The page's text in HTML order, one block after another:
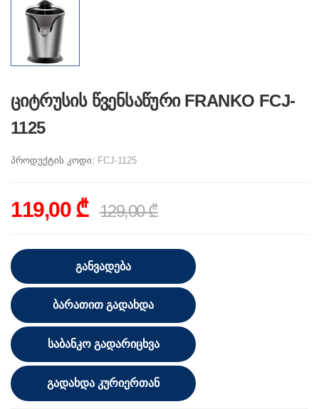
ციტრუსის წვენსაწური FRANKO FCJ-
1125
პროდუქტის კოდი: FCJ-1125
119,00 ₾ 129,00 ₾
ᲒᲐᲜᲕᲐᲓᲔᲑᲐ
ᲑᲐᲠᲐᲗᲘᲗ ᲒᲐᲓᲐᲮᲓᲐ
ᲡᲐᲑᲐᲜᲙᲝ ᲒᲐᲓᲐᲠᲘᲪᲮᲕᲐ
ᲒᲐᲓᲐᲮᲓᲐ ᲙᲣᲠᲘᲔᲠᲗᲐᲜ